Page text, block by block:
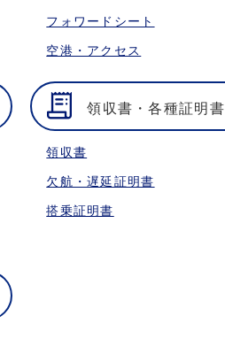
フォワードシート
空港・アクセス
領収書・各種証明書
領収書
欠航・遅延証明書
搭乗証明書